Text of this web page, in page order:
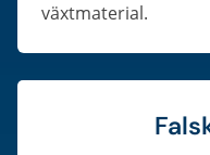
växtmaterial.